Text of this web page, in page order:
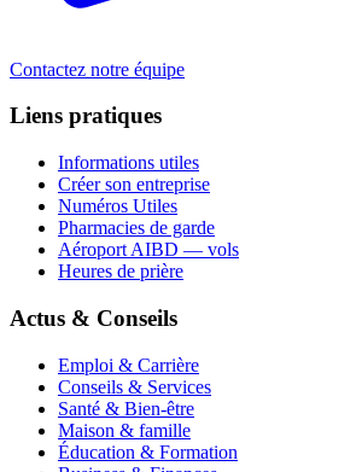
Contactez notre équipe
Liens pratiques
Informations utiles
Créer son entreprise
Numéros Utiles
Pharmacies de garde
Aéroport AIBD — vols
Heures de prière
Actus & Conseils
Emploi & Carrière
Conseils & Services
Santé & Bien-être
Maison & famille
Éducation & Formation